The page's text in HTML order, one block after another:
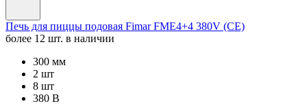
Печь для пиццы подовая Fimar FME4+4 380V (CE)
более 12 шт. в наличии
300 мм
2 шт
8 шт
380 В